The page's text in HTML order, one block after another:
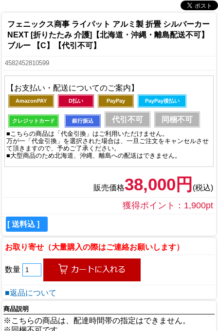
フェニックス商事 ライパット アルミ製 折畳 シルバーカー
NEXT [折りたたみ 介護]【北海道・沖縄・離島配送不可】
ブルー 【C】【代引不可】
4582452810599
【お支払い・配送についてのご案内】
AmazonPAY D払い PayPay PayPay後払い
クレジットカード 銀行振込 代引不可 同梱不可
■こちらの商品は「代金引換」はご利用いただけません。
万が一「代金引換」を選択された場合は、一旦ご注文をキャンセルさせ
て頂きますので、予めご了承ください。
■大型商品のため北海道、沖縄、離島への配送はできません。
販売価格38,000円 (税込)
獲得ポイント：1,900pt
[ 送料込 ]
お取り寄せ（大量購入の際はご連絡お願いします）
数量
■返品について
商品説明
※こちらの商品は、配達時間帯の指定はできません。